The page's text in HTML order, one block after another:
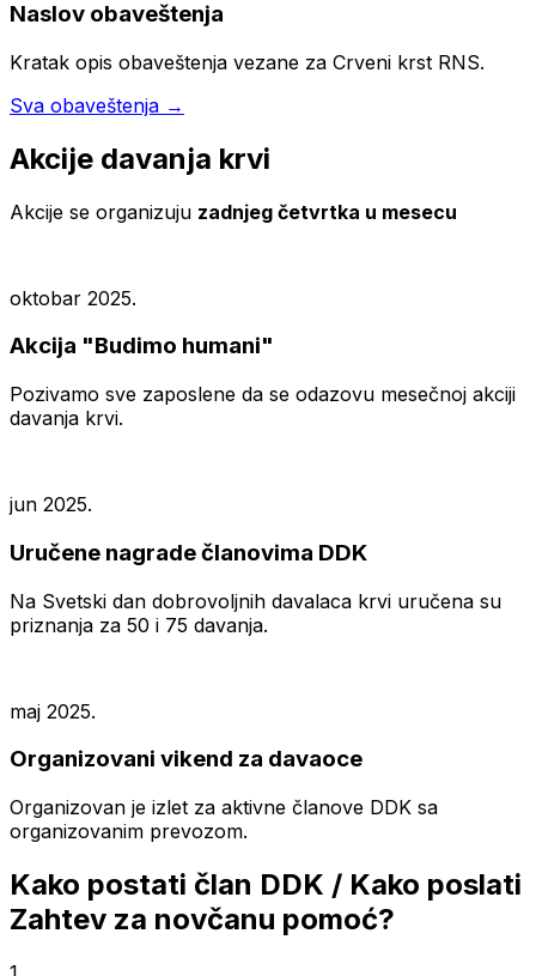
Naslov obaveštenja
Kratak opis obaveštenja vezane za Crveni krst RNS.
Sva obaveštenja →
Akcije davanja krvi
Akcije se organizuju zadnjeg četvrtka u mesecu
oktobar 2025.
Akcija "Budimo humani"
Pozivamo sve zaposlene da se odazovu mesečnoj akciji
davanja krvi.
jun 2025.
Uručene nagrade članovima DDK
Na Svetski dan dobrovoljnih davalaca krvi uručena su
priznanja za 50 i 75 davanja.
maj 2025.
Organizovani vikend za davaoce
Organizovan je izlet za aktivne članove DDK sa
organizovanim prevozom.
Kako postati član DDK / Kako poslati
Zahtev za novčanu pomoć?